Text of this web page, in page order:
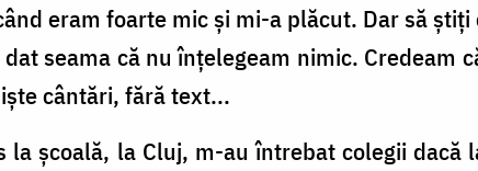
eram foarte mic și mi­-a plăcut. Dar să
seama că nu înțelegeam nimic. Credeam
cântări, fără text...
la școală, la Cluj, m­-au întrebat colegii dacă